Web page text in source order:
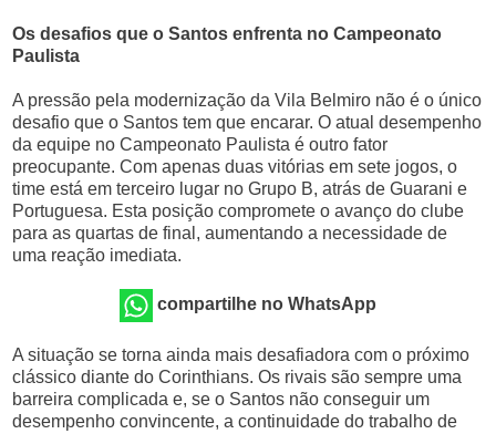
Os desafios que o Santos enfrenta no Campeonato
Paulista
A pressão pela modernização da Vila Belmiro não é o único
desafio que o Santos tem que encarar. O atual desempenho
da equipe no Campeonato Paulista é outro fator
preocupante. Com apenas duas vitórias em sete jogos, o
time está em terceiro lugar no Grupo B, atrás de Guarani e
Portuguesa. Esta posição compromete o avanço do clube
para as quartas de final, aumentando a necessidade de
uma reação imediata.
compartilhe no WhatsApp
A situação se torna ainda mais desafiadora com o próximo
clássico diante do Corinthians. Os rivais são sempre uma
barreira complicada e, se o Santos não conseguir um
desempenho convincente, a continuidade do trabalho de